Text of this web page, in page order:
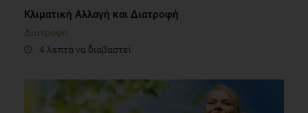
Κλιματική Αλλαγή και Διατροφή
Διατροφή
4 λεπτά να διαβαστεί